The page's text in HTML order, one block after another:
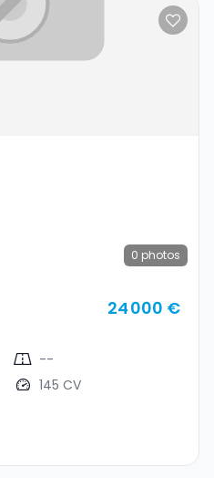
0 photos
24 000 €
--
145 CV